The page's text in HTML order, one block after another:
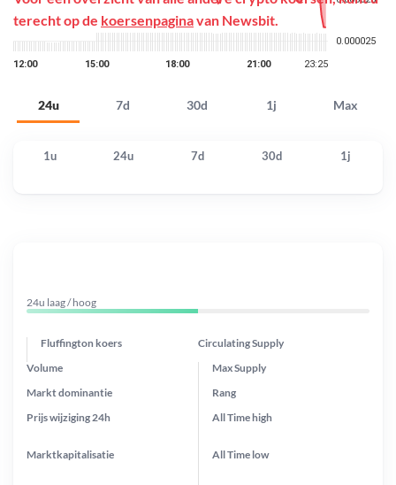
24u 7d 30d 1j Max
terecht op de koersenpaginavan Newsbit.
1u 24u 7d 30d 1j
24u laag / hoog
Fluffington koers Circulating Supply
Prijs wijziging 24h
Max Supply
Markt dominantie
Marktkapitalisatie
Volume
Rang
All Timehigh
All Time low